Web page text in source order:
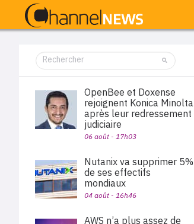
OpenBee et Doxense
rejoignent Konica Minolta
après leur redressement
judiciaire
06 août - 17h03
Nutanix va supprimer 5%
de ses effectifs
mondiaux
04 août - 16h46
AWS n’a plus assez de